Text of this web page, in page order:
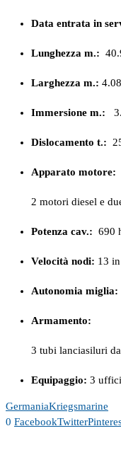
Data entrata in
Lunghezza m.:
Larghezza m.: 4.08
Immersione m.:
Dislocamento t.:
Apparato motore:
2 motori diesel e
Potenza cav.: 690
Velocità nodi: 13
Autonomia miglia:
Armamento:
3 tubi lanciasiluri
Equipaggio: 3
GermaniaKriegsmarine
0 FacebookTwitter